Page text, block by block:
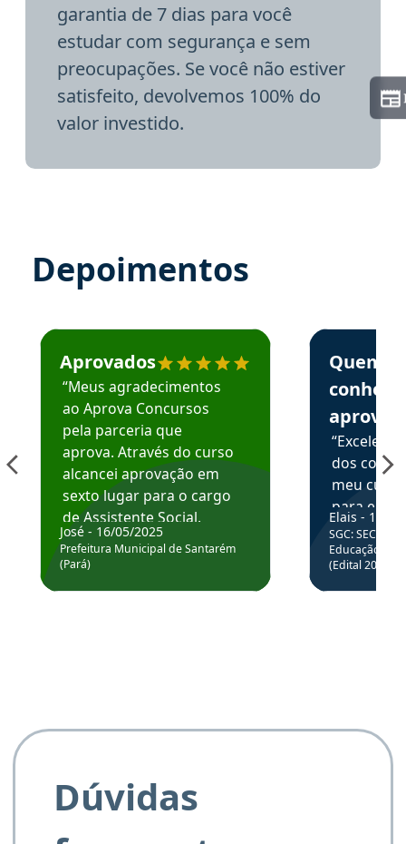
garantia de 7 dias para você
estudar com segurança e sem
preocupações. Se você não estiver
satisfeito, devolvemos 100% do
valor investido.
Depoimentos
Estudante José recomenda o Aprova Concursos em
Aprovados
“Meus agradecimentos
ao Aprova Concursos
pela parceria que
aprova. Através do curso
alcancei aprovação em
sexto lugar para o cargo
de Assistente Social.
Hoje estou atuando na
Prefeitura de Santarém.
José - 16/05/2025
Prefeitura Municipal de Santarém
(Pará)
Estudante
Quem
aprova
dos
meu
para
colocar
através
de
Elais - 15/
SGC: SEC BA
Educação
(Edital
Dúvidas